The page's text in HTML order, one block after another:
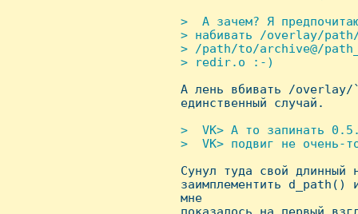
>  А зачем? Я
> набивать /overlay/
> /path/to/archive@/
> redir.o :-)
А лень вбивать /overlay/
единственный случай.
>  VK> А то запинать
>  VK> подвиг не очень-
Сунул туда свой
заимплементить
мне
показалось на пеpвый